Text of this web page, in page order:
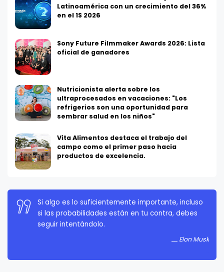
Latinoamérica con un crecimiento del 36%
en el 1S 2026
Sony Future Filmmaker Awards 2026: Lista
oficial de ganadores
Nutricionista alerta sobre los
ultraprocesados en vacaciones: "Los
refrigerios son una oportunidad para
sembrar salud en los niños"
Vita Alimentos destaca el trabajo del
campo como el primer paso hacia
productos de excelencia.
Si algo es lo suficientemente importante, incluso
si las probabilidades están en tu contra, debes
seguir intentándolo.
Elon Musk
La persistencia es muy importante. No debes
rendirte a menos que estés obligado a rendirte.